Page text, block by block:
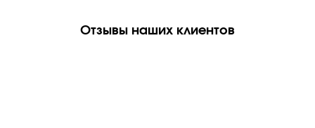
Отзывы наших клиентов